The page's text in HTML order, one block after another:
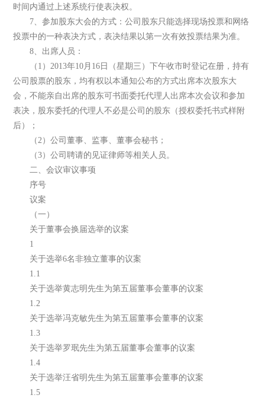
时间内通过上述系统行使表决权。
7、参加股东大会的方式：公司股东只能选择现场投票和网络
投票中的一种表决方式，表决结果以第一次有效投票结果为准。
8、出席人员：
（1）2013年10月16日（星期三）下午收市时登记在册，持有
公司股票的股东，均有权以本通知公布的方式出席本次股东大
会，不能亲自出席的股东可书面委托代理人出席本次会议和参加
表决，股东委托的代理人不必是公司的股东（授权委托书式样附
后）；
（2）公司董事、监事、董事会秘书；
（3）公司聘请的见证律师等相关人员。
二、会议审议事项
序号
议案
（一）
关于董事会换届选举的议案
1
关于选举6名非独立董事的议案
1.1
关于选举黄志明先生为第五届董事会董事的议案
1.2
关于选举冯克敏先生为第五届董事会董事的议案
1.3
关于选举罗珉先生为第五届董事会董事的议案
1.4
关于选举汪省明先生为第五届董事会董事的议案
1.5